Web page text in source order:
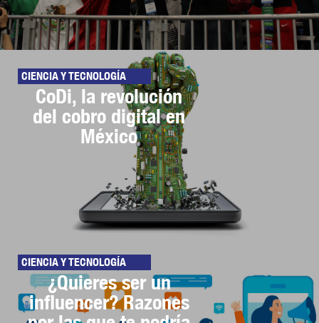
CIENCIA Y TECNOLOGÍA
CoDi, la revolución
del cobro digital en
México
CIENCIA Y TECNOLOGÍA
¿Quieres ser un
influencer? Razones